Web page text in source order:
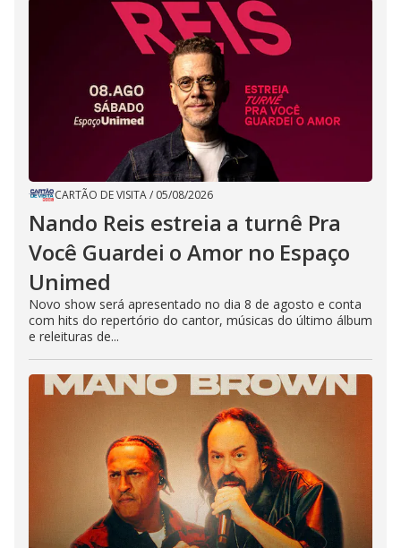
CARTÃO DE VISITA/ 05/08/2026
Nando Reis estreia a turnê Pra
Você Guardei o Amor no Espaço
Unimed
Novo show será apresentado no dia 8 de agosto e conta
com hits do repertório do cantor, músicas do último álbum
e releituras de...